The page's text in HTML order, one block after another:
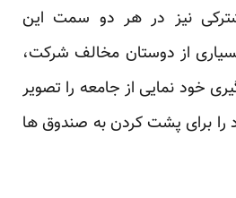
نیز در هر دو سمت این
از دوستان مخالف شرکت،
خود نمایی از جامعه را تصویر
را برای پشت کردن به صندوق ها